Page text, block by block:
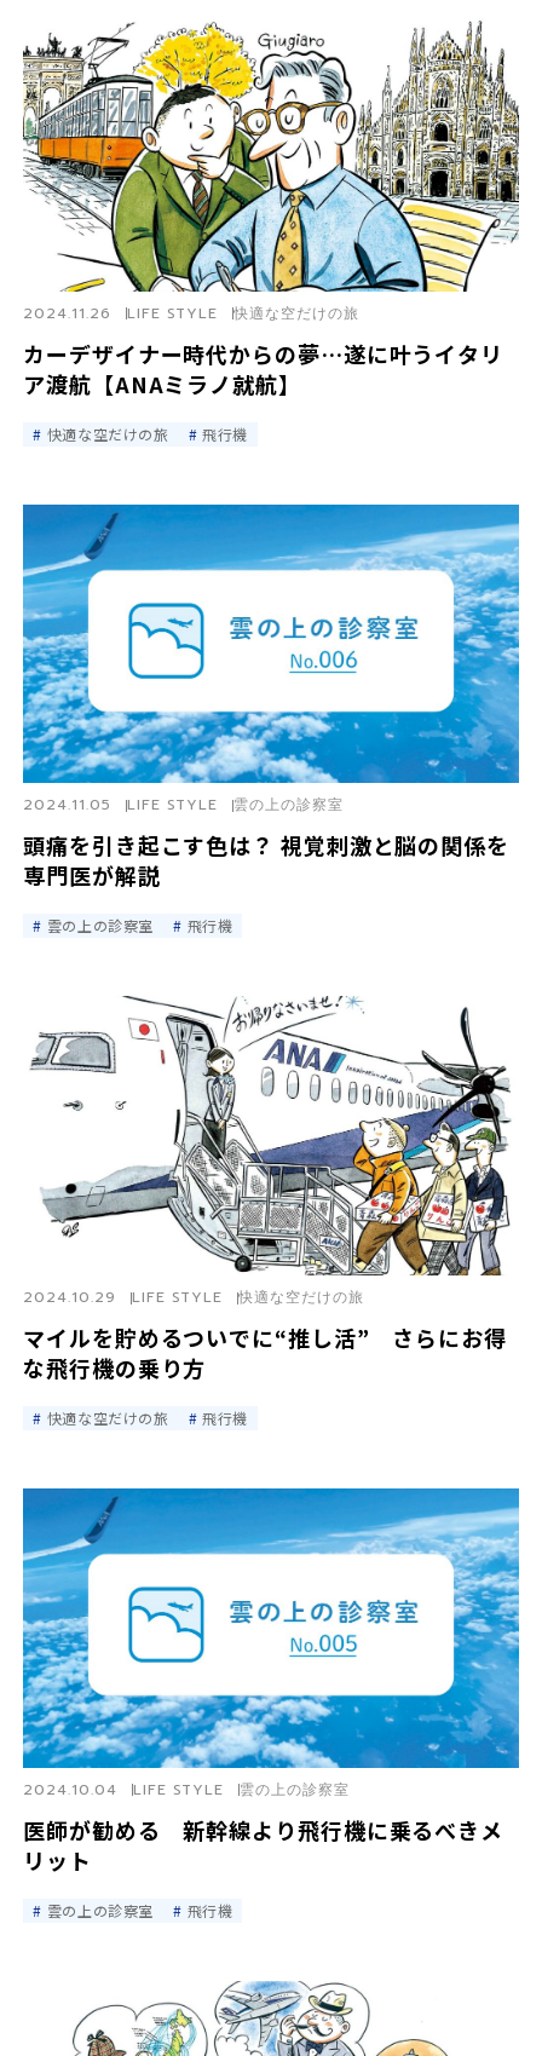
カーデザイナー時代からの夢…遂に叶うイタリ
ア渡航【ANAミラノ就航】
2024.11.26 LIFE STYLE 快適な空だけの旅
快適な空だけの旅 飛行機
頭痛を引き起こす色は？ 視覚刺激と脳の関係を
専門医が解説
2024.11.05 LIFE STYLE 雲の上の診察室
雲の上の診察室 飛行機
マイルを貯めるついでに“推し活” さらにお得
な飛行機の乗り方
2024.10.29 LIFE STYLE 快適な空だけの旅
快適な空だけの旅 飛行機
医師が勧める 新幹線より飛行機に乗るべきメ
リット
2024.10.04 LIFE STYLE 雲の上の診察室
雲の上の診察室 飛行機